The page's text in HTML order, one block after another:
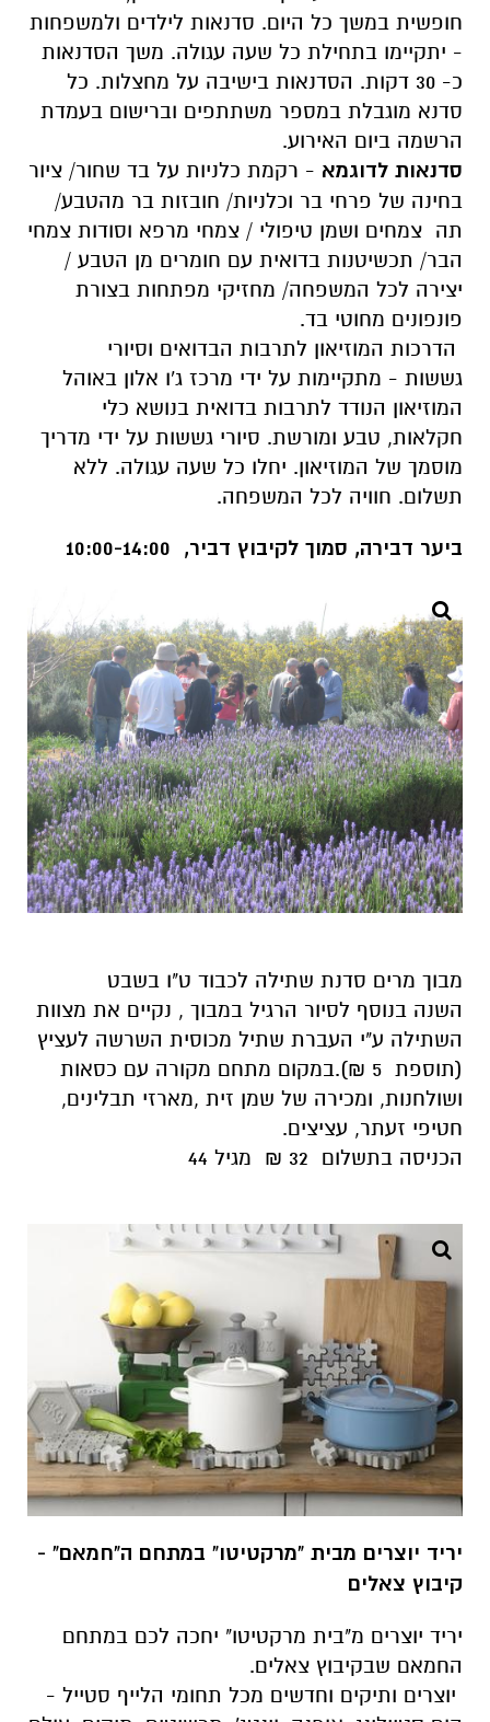
חופשית במשך כל היום. סדנאות לילדים ולמשפחות
- יתקיימו בתחילת כל שעה עגולה. משך הסדנאות
כ- 30 דקות. הסדנאות בישיבה על מחצלות. כל
סדנא מוגבלת במספר משתתפים וברישום בעמדת
הרשמה ביום האירוע.
סדנאות לדוגמא - רקמת כלניות על בד שחור/ ציור
בחינה של פרחי בר וכלניות/ חובזות בר מהטבע/
תה צמחים ושמן טיפולי / צמחי מרפא וסודות צמחי
הבר/ תכשיטנות בדואית עם חומרים מן הטבע /
יצירה לכל המשפחה/ מחזיקי מפתחות בצורת
פונפונים מחוטי בד.
הדרכות המוזיאון לתרבות הבדואים וסיורי
גששות - מתקיימות על ידי מרכז ג'ו אלון באוהל
המוזיאון הנודד לתרבות בדואית בנושא כלי
חקלאות, טבע ומורשת. סיורי גששות על ידי מדריך
מוסמך של המוזיאון. יחלו כל שעה עגולה. ללא
תשלום. חוויה לכל המשפחה.
ביער דבירה, סמוך לקיבוץ דביר, 10:00-14:00
מבוך מרים סדנת שתילה לכבוד ט"ו בשבט
השנה בנוסף לסיור הרגיל במבוך , נקיים את מצוות
השתילה ע"י העברת שתיל מכוסית השרשה לעציץ
(תוספת 5 ₪).במקום מתחם מקורה עם כסאות
ושולחנות, ומכירה של שמן זית ,מארזי תבלינים,
חטיפי זעתר, עציצים.
הכניסה בתשלום 32 ₪ מגיל 44
יריד יוצרים מבית "מרקטיטו" במתחם ה"חמאם" -
קיבוץ צאלים
יריד יוצרים מ"בית מרקטיטו" יחכה לכם במתחם
החמאם שבקיבוץ צאלים.
יוצרים ותיקים וחדשים מכל תחומי הלייף סטייל -